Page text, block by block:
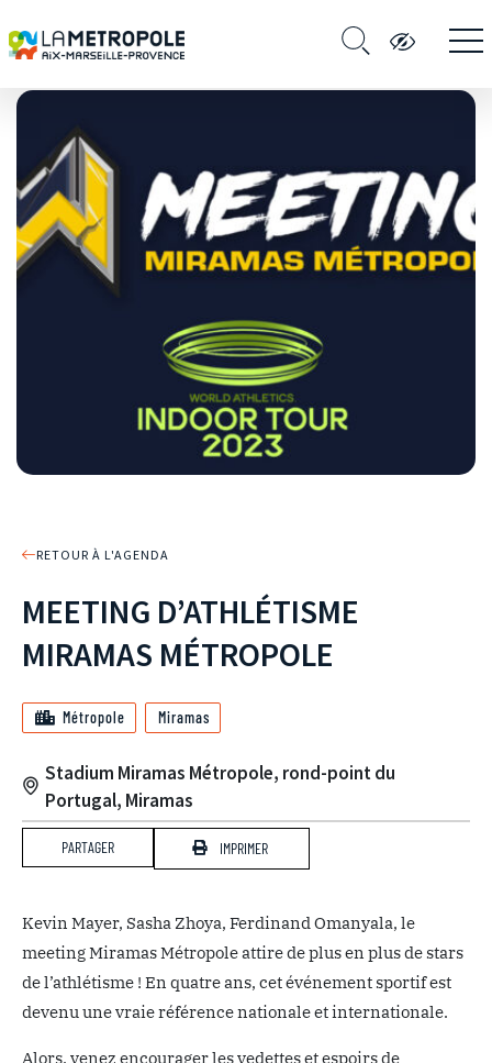
RETOUR À L'AGENDA
MEETING D’ATHLÉTISME
MIRAMAS MÉTROPOLE
Métropole Miramas
Stadium Miramas Métropole, rond-point du
Portugal, Miramas
PARTAGER IMPRIMER
Kevin Mayer, Sasha Zhoya, Ferdinand Omanyala, le
meeting Miramas Métropole attire de plus en plus de stars
de l’athlétisme ! En quatre ans, cet événement sportif est
devenu une vraie référence nationale et internationale.
Alors, venez encourager les vedettes et espoirs de